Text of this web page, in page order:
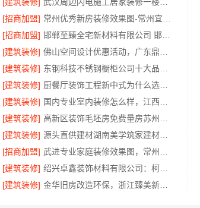
[招商加盟]
[招商加盟]
[建筑装修]
[建筑装修]
[建筑装修]
[建筑装修]
[建筑装修]
[建筑装修]
[招商加盟]
[建筑装修]
[建筑装修]